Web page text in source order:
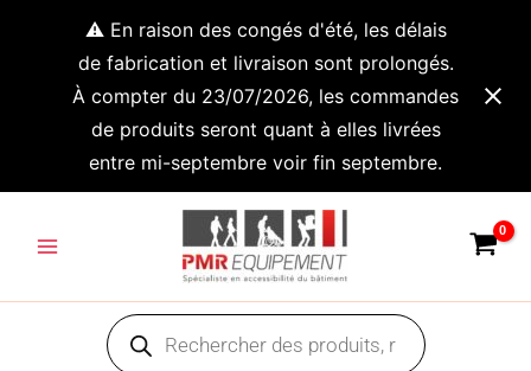
⚠️ En raison des congés d'été, les délais
de fabrication et livraison sont prolongés.
À compter du 23/07/2026, les commandes
de produits seront quant à elles livrées
entre mi-septembre voir fin septembre.
Menu
Recherche
de
produits